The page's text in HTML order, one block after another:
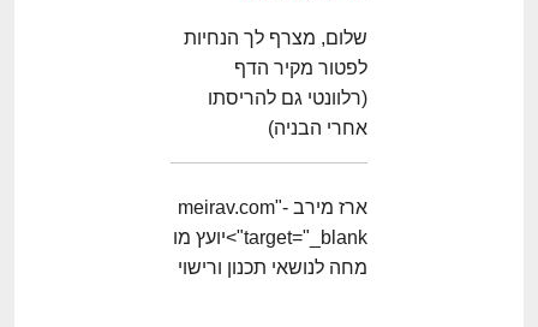
שלום, מצרף לך הנחיות
לפטור מקיר הדף
(רלוונטי גם להריסתו
אחרי הבניה)
ארז מירב -meirav.com"
target="_blank">יועץ מו
מחה לנושאי תכנון ורישוי